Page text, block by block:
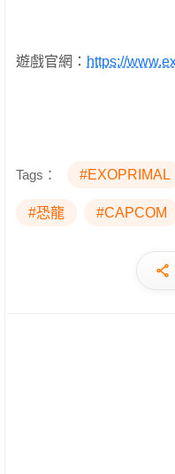
遊戲官網： https://
Tags： #EXOPRIMAL
#恐龍 #CAPCOM